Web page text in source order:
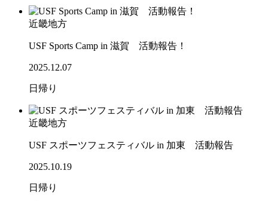
近畿地方
USF Sports Camp in 滋賀 活動報告！
2025.12.07
日帰り
近畿地方
USF スポーツフェスティバル in 加東 活動報告
2025.10.19
日帰り